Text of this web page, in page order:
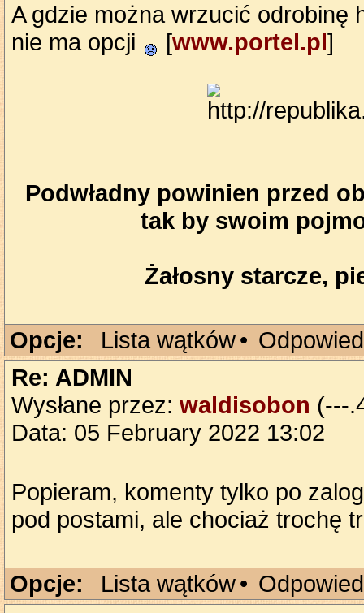
A gdzie można wrzucić odrobinę
nie ma opcji
[www.portel.pl]
Podwładny powinien przed
tak by swoim
Żałosny starcze,
Opcje: Lista wątków•
Re: ADMIN
Wysłane przez: waldisobon (---
Data: 05 February 2022 13:02
Popieram, komenty tylko po
pod postami, ale chociaż trochę
Opcje: Lista wątków•